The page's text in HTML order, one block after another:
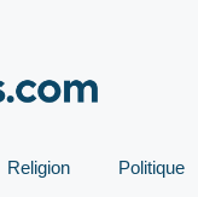
Religion Politique